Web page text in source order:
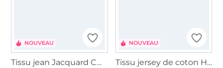
NOUVEAU
Tissu jean Jacquard Cœurs, bleu moyen
NOUVEAU
Tissu jersey de coton Happy Flowers, vert